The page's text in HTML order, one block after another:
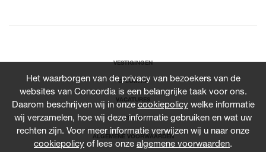
VESTIGINGEN
GARANTIE
VACATURES
NIEUWS
ALGEMENE VOORWAARDEN
Het waarborgen van de privacy van bezoekers van de
websites van Concordia is een belangrijke taak voor ons.
Daarom beschrijven wij in onzecookiepolicywelke informatie
wij verzamelen, hoe wij deze informatie gebruiken en wat uw
rechten zijn. Voor meer informatie verwijzen wij u naar onze
cookiepolicy of lees onze algemene voorwaarden.